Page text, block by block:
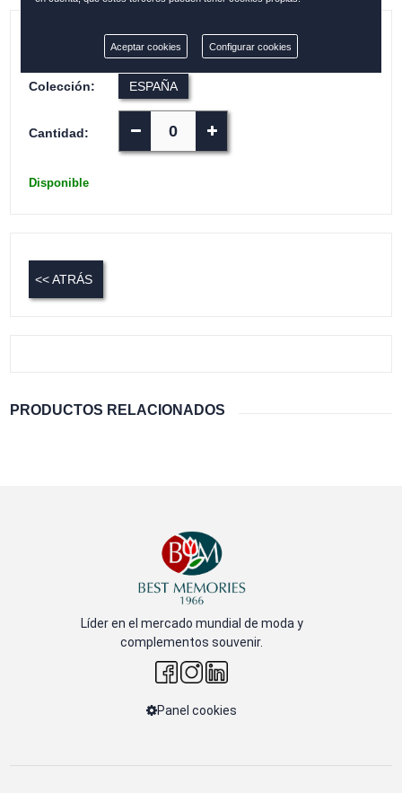
ESP29165
Colección: ESPAÑA
Cantidad:
Disponible
<< ATRÁS
PRODUCTOS RELACIONADOS
Líder en el mercado mundial de moda y
complementos souvenir.
Panel cookies
Aceptar cookies Configurar cookies